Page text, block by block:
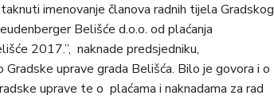
imenovanje članova radnih tijela Gradskog
Belišće d.o.o. od plaćanja
2017.”, naknade predsjedniku,
uprave grada Belišća. Bilo je govora i o
uprave te o plaćama i naknadama za rad